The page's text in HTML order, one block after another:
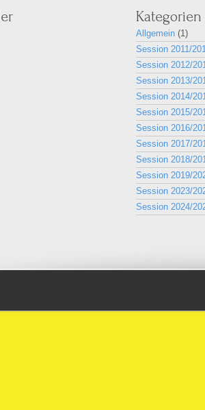
Kategorien
Allgemein (1)
Session 2011/
Session 2012/
Session 2013/
Session 2014/
Session 2015/
Session 2016/
Session 2017/
Session 2018/
Session 2019/
Session 2023/
Session 2024/